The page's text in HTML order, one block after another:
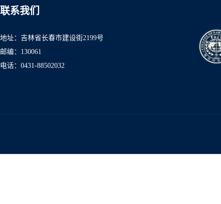
联系我们
地址：吉林省长春市建设街2199号
邮编：130061
电话：0431-88502032